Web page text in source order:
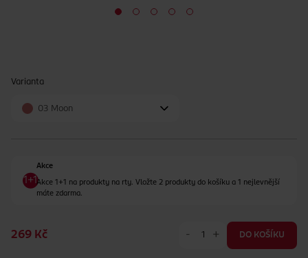
Varianta
03 Moon
Akce
Akce 1+1 na produkty na rty. Vložte 2 produkty do košíku a 1 nejlevnější
máte zdarma.
269 Kč - + DO KOŠÍKU